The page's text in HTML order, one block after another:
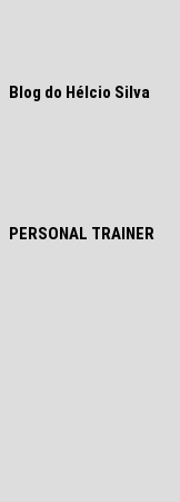
Blog do Hélcio Silva
PERSONAL TRAINER